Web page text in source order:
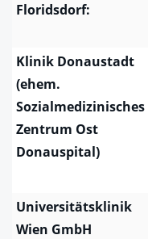
Floridsdorf:
Klinik Donaustadt
(ehem.
Sozialmedizinisches
Zentrum Ost
Donauspital)
Universitätsklinik
Wien GmbH